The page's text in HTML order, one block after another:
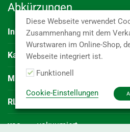
Abkürzungen
Inhalt Kaliber(Durchmesser der
Kal. Menge je E2 Kiste oder
MHD Mindesthaltbarkeitsdatum
RLZ Haltbarkeitszeit in Tagen
vac. vakuumiert
Diese Webseite verwendet
Zusammenhang mit dem
Wurstwaren im Online-Shop,
Webseite integriert ist.
Funktionell
Cookie-Einstellungen